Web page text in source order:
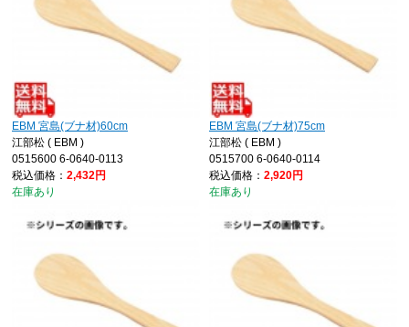
EBM 宮島(ブナ材)60cm
江部松 ( EBM )
0515600 6-0640-0113
税込価格： 2,432円
在庫あり
EBM 宮島(ブナ材)75cm
江部松 ( EBM )
0515700 6-0640-0114
税込価格： 2,920円
在庫あり